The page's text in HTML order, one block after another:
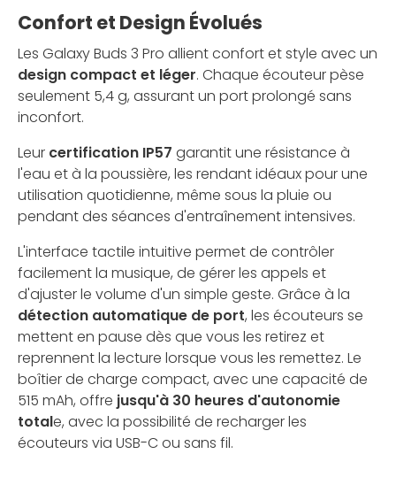
Confort et Design Évolués
Les Galaxy Buds 3 Pro allient confort et style avec un
design compact et léger. Chaque écouteur pèse
seulement 5,4 g, assurant un port prolongé sans
inconfort.
Leur certification IP57 garantit une résistance à
l'eau et à la poussière, les rendant idéaux pour une
utilisation quotidienne, même sous la pluie ou
pendant des séances d'entraînement intensives.
L'interface tactile intuitive permet de contrôler
facilement la musique, de gérer les appels et
d'ajuster le volume d'un simple geste. Grâce à la
détection automatique de port, les écouteurs se
mettent en pause dès que vous les retirez et
reprennent la lecture lorsque vous les remettez. Le
boîtier de charge compact, avec une capacité de
515 mAh, offre jusqu'à 30 heures d'autonomie
totale, avec la possibilité de recharger les
écouteurs via USB-C ou sans fil.